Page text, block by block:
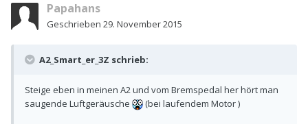
Papahans
Geschrieben 29. November 2015
A2_Smart_er_3Z schrieb:
Steige eben in meinen A2 und vom Bremspedal her hört man
saugende Luftgeräusche
(bei laufendem Motor )